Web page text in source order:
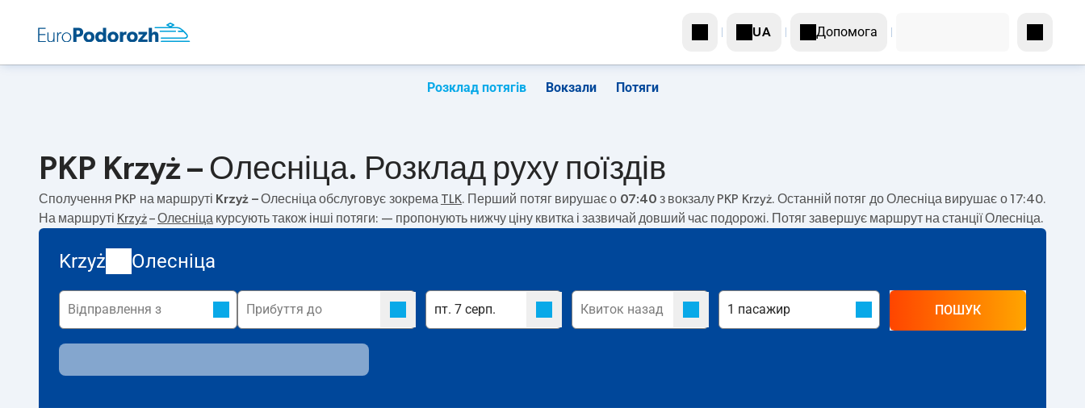
UA Допомога
Розклад потягів Вокзали Потяги
PKP Krzyż – Олесніца. Розклад руху поїздів
Сполучення PKP на маршруті Krzyż – Олесніца обслуговує зокрема TLK. Перший потяг вирушає о 07:40 з вокзалу PKP Krzyż. Останній потяг до Олесніца вирушає о 17:40.
На маршруті Krzyż–Олесніца курсують також інші потяги: — пропонують нижчу ціну квитка і зазвичай довший час подорожі. Потяг завершує маршрут на станції Олесніца.
Krzyż Олесніца
ПОШУК